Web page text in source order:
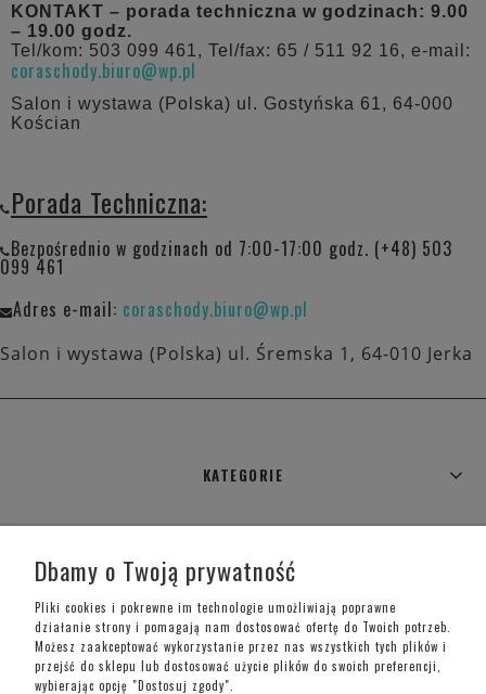
KONTAKT – porada techniczna w godzinach: 9.00
– 19.00 godz.
Tel/kom: 503 099 461, Tel/fax: 65 / 511 92 16, e-mail:
coraschody.biuro@wp.pl
Salon i wystawa (Polska) ul. Gostyńska 61, 64-000
Kościan
Porada Techniczna:
Bezpośrednio w godzinach od 7:00-17:00 godz. (+48) 503
099 461
Adres e-mail: coraschody.biuro@wp.pl
Salon i wystawa (Polska) ul. Śremska 1, 64-010 Jerka
KATEGORIE
MOJE KONTO
INFORMACJE O SKLEPIE
Dbamy o Twoją prywatność
Pliki cookies i pokrewne im technologie umożliwiają poprawne
działanie strony i pomagają nam dostosować ofertę do Twoich potrzeb.
Możesz zaakceptować wykorzystanie przez nas wszystkich tych plików i
przejść do sklepu lub dostosować użycie plików do swoich preferencji,
wybierając opcję "Dostosuj zgody".